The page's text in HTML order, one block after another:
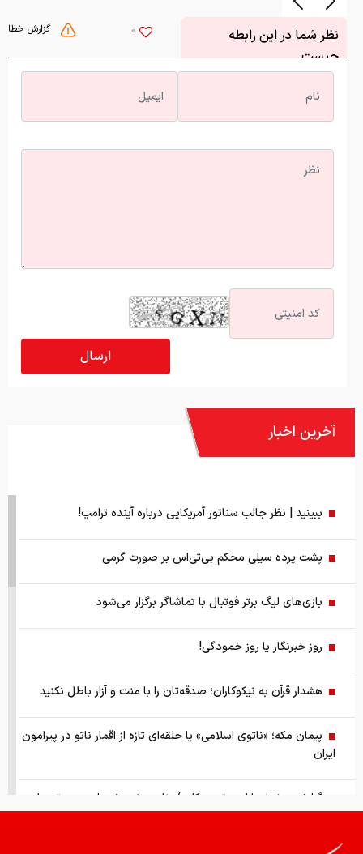
گزارش خطا 0
نظر شما در این رابطه
چیست
آخرین اخبار
ببینید | نظر جالب سناتور آمریکایی درباره آینده ترامپ!
پشت پرده سیلی محکم بی‌تی‌اس بر صورت گرمی
بازی‌های لیگ برتر فوتبال با تماشاگر برگزار می‌شود
روز خبرنگار یا روز خمودگی!
هشدار قرآن به نیکوکاران؛ صدقه‌تان را با منت و آزار باطل نکنید
پیمان مکه؛ «ناتوی اسلامی» یا حلقه‌ای تازه از اقمار ناتو در پیرامون
ایران
گزارش ویژه از بازار موتورسیکلت/ زنان بیشتر خریدار چه موتورهایی
هستند؟